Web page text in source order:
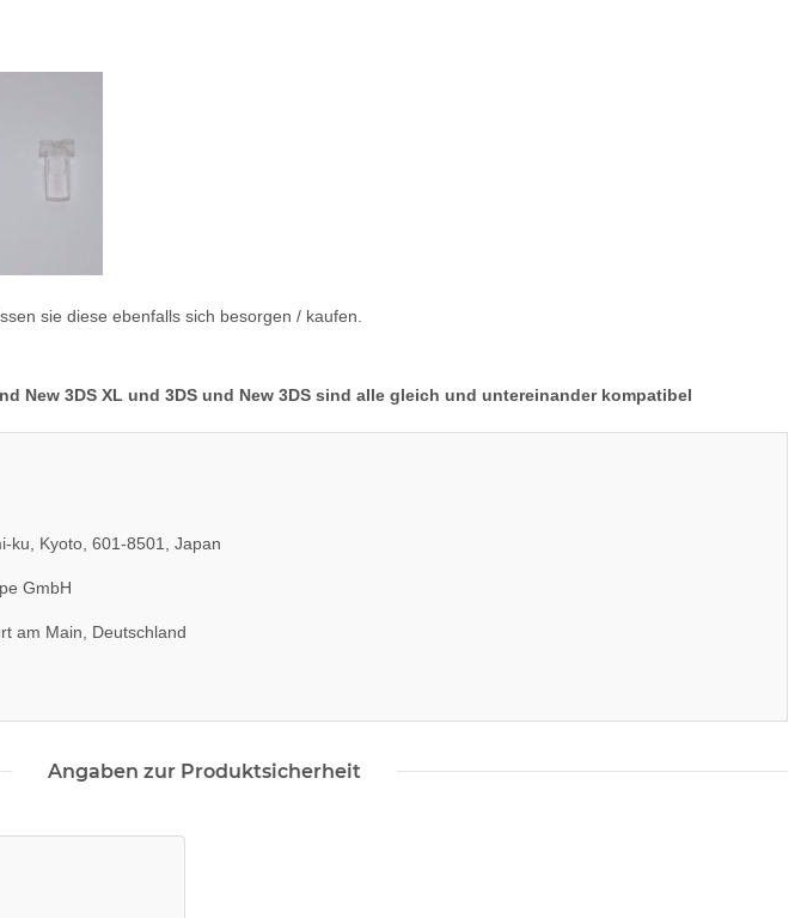
sie diese ebenfalls sich besorgen / kaufen.
New 3DS XL und 3DS und New 3DS sind alle gleich und untereinander kompatibel
ku, Kyoto, 601-8501, Japan
GmbH
am Main, Deutschland
Angaben zur Produktsicherheit